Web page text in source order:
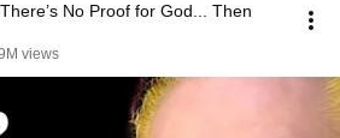
No Proof for God... Then
views